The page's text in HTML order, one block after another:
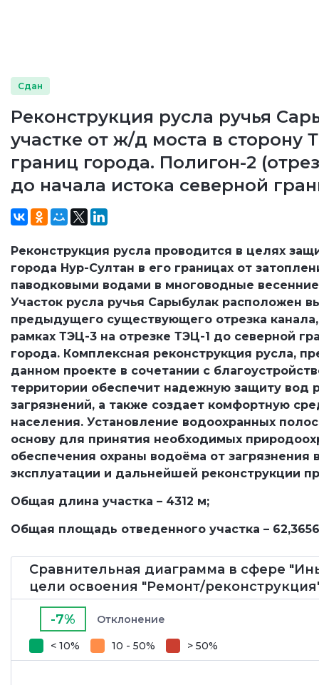
Сдан
Реконструкция русла ручья
участке от ж/д моста в сторону
границ города. Полигон-2
до начала истока северной
Реконструкция русла проводится в целях
города Нур-Султан в его границах от
паводковыми водами в многоводные
Участок русла ручья Сарыбулак расположен
предыдущего существующего отрезка
рамках ТЭЦ-3 на отрезке ТЭЦ-1 до северной
города. Комплексная реконструкция русла,
данном проекте в сочетании с
территории обеспечит надежную защиту вод
загрязнений, а также создает комфортную
населения. Установление водоохранных
основу для принятия необходимых
обеспечения охраны водоёма от загрязнения
эксплуатации и дальнейшей реконструкции
Общая длина участка – 4312 м;
Общая площадь отведенного участка –
Сравнительная диаграмма в сфере
цели освоения "Ремонт/
-7% Отклонение
< 10% 10 - 50% > 50%